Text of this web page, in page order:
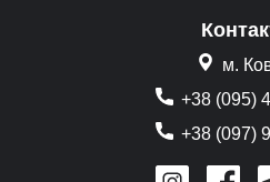
м.
+38 (095)
+38 (097)